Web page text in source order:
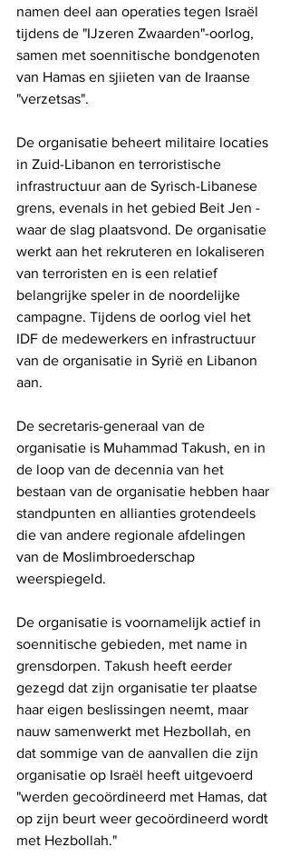
namen deel aan operaties tegen Israël
tijdens de "IJzeren Zwaarden"-oorlog,
samen met soennitische bondgenoten
van Hamas en sjiieten van de Iraanse
"verzetsas".
De organisatie beheert militaire locaties
in Zuid-Libanon en terroristische
infrastructuur aan de Syrisch-Libanese
grens, evenals in het gebied Beit Jen -
waar de slag plaatsvond. De organisatie
werkt aan het rekruteren en lokaliseren
van terroristen en is een relatief
belangrijke speler in de noordelijke
campagne. Tijdens de oorlog viel het
IDF de medewerkers en infrastructuur
van de organisatie in Syrië en Libanon
aan.
De secretaris-generaal van de
organisatie is Muhammad Takush, en in
de loop van de decennia van het
bestaan ​​van de organisatie hebben haar
standpunten en allianties grotendeels
die van andere regionale afdelingen
van de Moslimbroederschap
weerspiegeld.
De organisatie is voornamelijk actief in
soennitische gebieden, met name in
grensdorpen. Takush heeft eerder
gezegd dat zijn organisatie ter plaatse
haar eigen beslissingen neemt, maar
nauw samenwerkt met Hezbollah, en
dat sommige van de aanvallen die zijn
organisatie op Israël heeft uitgevoerd
"werden gecoördineerd met Hamas, dat
op zijn beurt weer gecoördineerd wordt
met Hezbollah."